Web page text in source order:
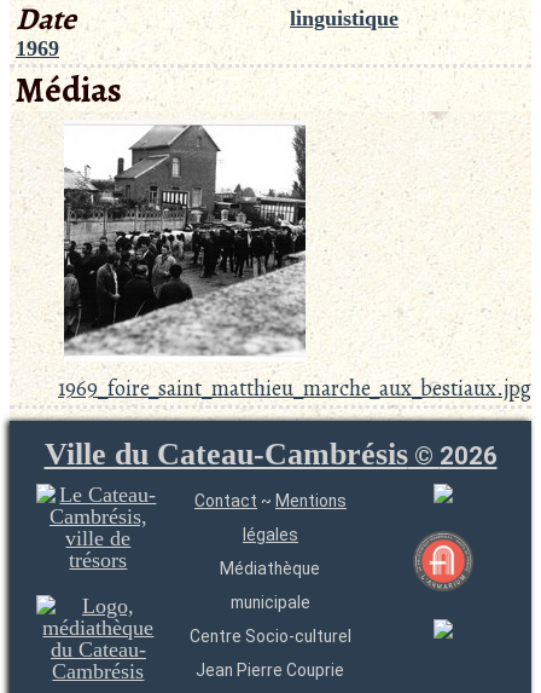
Date
1969
linguistique
Médias
1969_foire_saint_matthieu_marche_aux_bestiaux.jpg
Ville du Cateau-Cambrésis© 2026
Contact ~ Mentions
légales
Médiathèque
municipale
Centre Socio-culturel
Jean Pierre Couprie